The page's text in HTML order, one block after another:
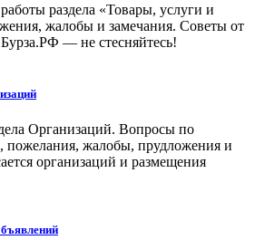
раздела «Товары, услуги и
жалобы и замечания. Советы от
Бурза.РФ — не стесняйтесь!
Организаций. Вопросы по
жалобы, прудложения и
организаций и размещения